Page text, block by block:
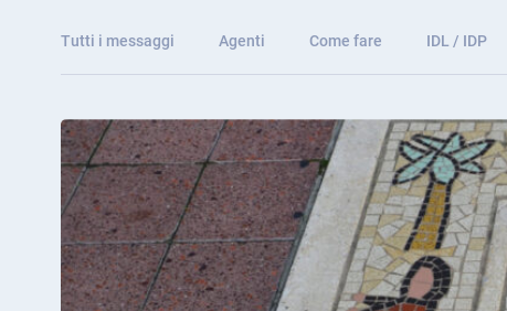
Tutti i messaggi Agenti Come fare IDL / IDP